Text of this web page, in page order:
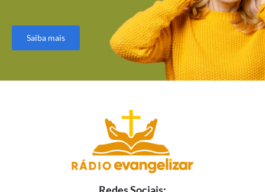
Saiba mais